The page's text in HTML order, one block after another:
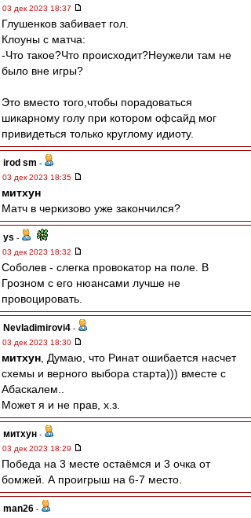
03 дек 2023 18:37
Глушенков забивает гол.
Клоуны с матча:
-Что такое?Что происходит?Неужели там не
было вне игры?
Это вместо того,чтобы порадоваться
шикарному голу при котором офсайд мог
привидеться только круглому идиоту.
irod sm -
03 дек 2023 18:35
митхун
Матч в черкизово уже закончился?
ys -
03 дек 2023 18:32
Соболев - слегка провокатор на поле. В
Грозном с его нюансами лучше не
провоцировать.
Nevladimirovi4 -
03 дек 2023 18:30
митхун , Думаю, что Ринат ошибается насчет
схемы и верного выбора старта))) вместе с
Абаскалем..
Может я и не прав, х.з.
митхун -
03 дек 2023 18:29
Победа на 3 месте остаёмся и 3 очка от
бомжей. А проигрыш на 6-7 место.
man26 -